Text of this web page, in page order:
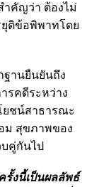
ำคัญว่า ต้องไม่
ยุติข้อพิพาทโดย
านยืนยันถึง
รคดีระหว่าง
ยชน์สาธารณะ
ม สุขภาพของ
คู่กันไป
รั้งนี้เป็นผลลัพธ์